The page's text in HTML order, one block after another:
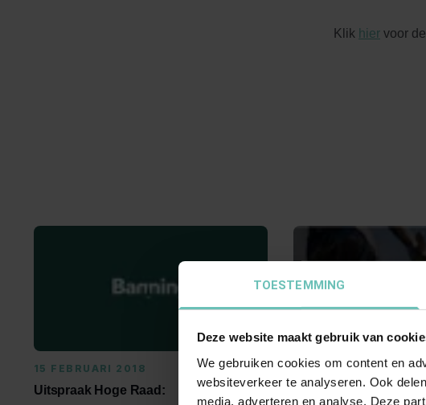
TOESTEMMING
Deze website maakt gebruik van
We gebruiken cookies om content en
websiteverkeer te analyseren. Ook
media, adverteren en analyse. Deze
Klik hier voor
15 FEBRUARI 2018
Uitspraak Hoge Raad:
15 FEBRUARI 2018
Uitspraak Hoge Raad: